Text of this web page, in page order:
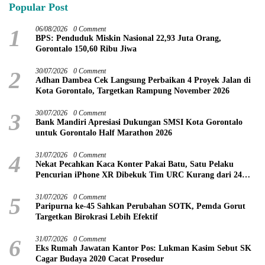
Popular Post
1 06/08/2026 0 Comment
BPS: Penduduk Miskin Nasional 22,93 Juta Orang,
Gorontalo 150,60 Ribu Jiwa
2 30/07/2026 0 Comment
Adhan Dambea Cek Langsung Perbaikan 4 Proyek Jalan di
Kota Gorontalo, Targetkan Rampung November 2026
3 30/07/2026 0 Comment
Bank Mandiri Apresiasi Dukungan SMSI Kota Gorontalo
untuk Gorontalo Half Marathon 2026
4 31/07/2026 0 Comment
Nekat Pecahkan Kaca Konter Pakai Batu, Satu Pelaku
Pencurian iPhone XR Dibekuk Tim URC Kurang dari 24
5 31/07/2026 0 Comment
Paripurna ke-45 Sahkan Perubahan SOTK, Pemda Gorut
Targetkan Birokrasi Lebih Efektif
6 31/07/2026 0 Comment
Eks Rumah Jawatan Kantor Pos: Lukman Kasim Sebut SK
Cagar Budaya 2020 Cacat Prosedur